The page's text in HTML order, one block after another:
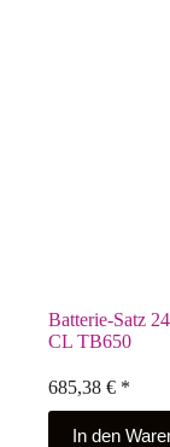
Batterie-Satz
CL TB650
685,38 € *
In den